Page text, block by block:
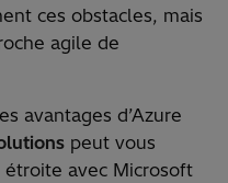
ces obstacles, mais
agile de
avantages d’Azure
peut vous
avec Microsoft